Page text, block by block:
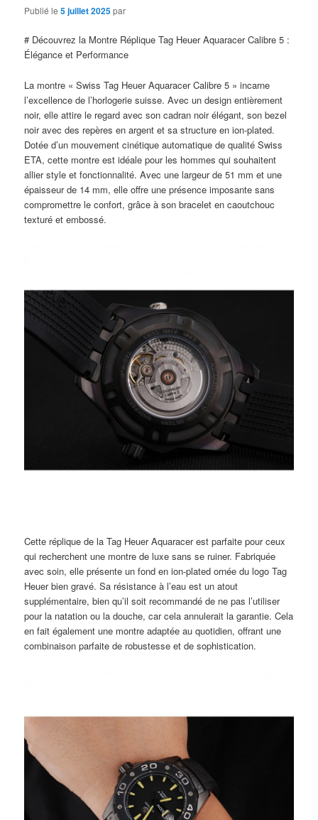
Publié le5 juillet 2025par
# Découvrez la Montre Réplique Tag Heuer Aquaracer Calibre 5 :
Élégance et Performance
La montre « Swiss Tag Heuer Aquaracer Calibre 5 » incarne
l’excellence de l’horlogerie suisse. Avec un design entièrement
noir, elle attire le regard avec son cadran noir élégant, son bezel
noir avec des repères en argent et sa structure en ion-plated.
Dotée d’un mouvement cinétique automatique de qualité Swiss
ETA, cette montre est idéale pour les hommes qui souhaitent
allier style et fonctionnalité. Avec une largeur de 51 mm et une
épaisseur de 14 mm, elle offre une présence imposante sans
compromettre le confort, grâce à son bracelet en caoutchouc
texturé et embossé.
Cette réplique de la Tag Heuer Aquaracer est parfaite pour ceux
qui recherchent une montre de luxe sans se ruiner. Fabriquée
avec soin, elle présente un fond en ion-plated ornée du logo Tag
Heuer bien gravé. Sa résistance à l’eau est un atout
supplémentaire, bien qu’il soit recommandé de ne pas l’utiliser
pour la natation ou la douche, car cela annulerait la garantie. Cela
en fait également une montre adaptée au quotidien, offrant une
combinaison parfaite de robustesse et de sophistication.